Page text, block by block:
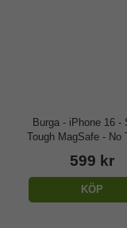
Burga - iPhone 16 -
Tough MagSafe - No
599 kr
KÖP